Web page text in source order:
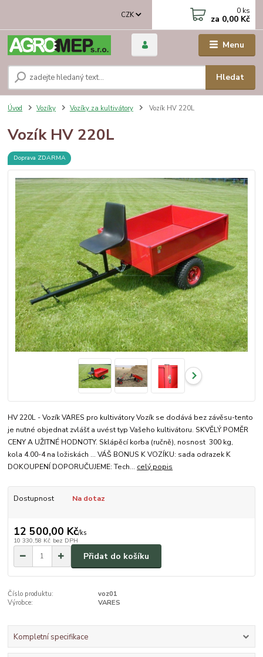
Menu
CZK
Hledat
0 ks
za 0,00 Kč
Úvod Vozíky Vozíky za kultivátory Vozík HV 220L
Vozík HV 220L
Doprava ZDARMA
HV 220L - Vozík VARES pro kultivátory Vozík se dodává bez závěsu-tento
je nutné objednat zvlášť a uvést typ Vašeho kultivátoru. SKVĚLÝ POMĚR
CENY A UŽITNÉ HODNOTY. Sklápěcí korba (ručně), nosnost 300 kg,
kola 4.00-4 na ložiskách ... VÁŠ BONUS K VOZÍKU: sada odrazek K
DOKOUPENÍ DOPORUČUJEME: Tech... celý popis
Dostupnost Na dotaz
12 500,00 Kč/ks
10 330,58 Kč bez DPH
Přidat do košíku
Číslo produktu:
voz01
Výrobce:
VARES
Kompletní specifikace